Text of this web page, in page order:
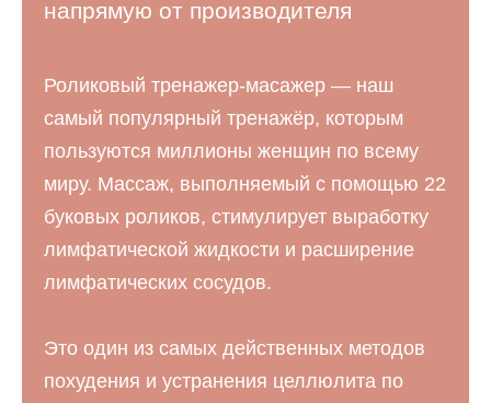
напрямую от производителя
Роликовый тренажер-масажер — наш
самый популярный тренажёр, которым
пользуются миллионы женщин по всему
миру. Массаж, выполняемый с помощью 22
буковых роликов, стимулирует выработку
лимфатической жидкости и расширение
лимфатических сосудов.
Это один из самых действенных методов
похудения и устранения целлюлита по